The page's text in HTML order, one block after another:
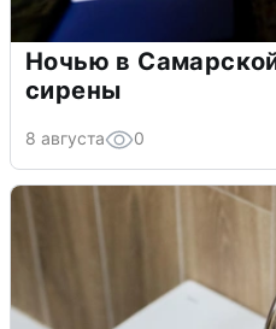
Ночью в
сирены
8 августа 0